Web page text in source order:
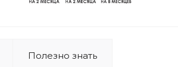
Полезно знать